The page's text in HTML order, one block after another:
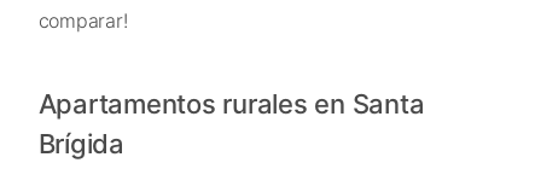
comparar!
Apartamentos rurales en Santa
Brígida